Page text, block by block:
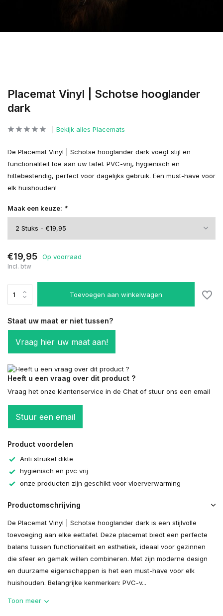
Placemat Vinyl | Schotse hooglander
dark
Bekijk alles Placemats
De Placemat Vinyl | Schotse hooglander dark voegt stijl en
functionaliteit toe aan uw tafel. PVC-vrij, hygiënisch en
hittebestendig, perfect voor dagelijks gebruik. Een must-have voor
elk huishouden!
Maak een keuze: *
€19,95 Op voorraad
Incl. btw
Toevoegen aan winkelwagen
Staat uw maat er niet tussen?
Vraag hier uw maat aan!
Heeft u een vraag over dit product ?
Vraag het onze klantenservice in de Chat of stuur ons een email
Stuur een email
Product voordelen
Anti struikel dikte
hygiënisch en pvc vrij
onze producten zijn geschikt voor vloerverwarming
Productomschrijving
De Placemat Vinyl | Schotse hooglander dark is een stijlvolle
toevoeging aan elke eettafel. Deze placemat biedt een perfecte
balans tussen functionaliteit en esthetiek, ideaal voor gezinnen
die sfeer en gemak willen combineren. Met zijn moderne design
en duurzame eigenschappen is het een must-have voor elk
huishouden. Belangrijke kenmerken: PVC-v...
Toon meer